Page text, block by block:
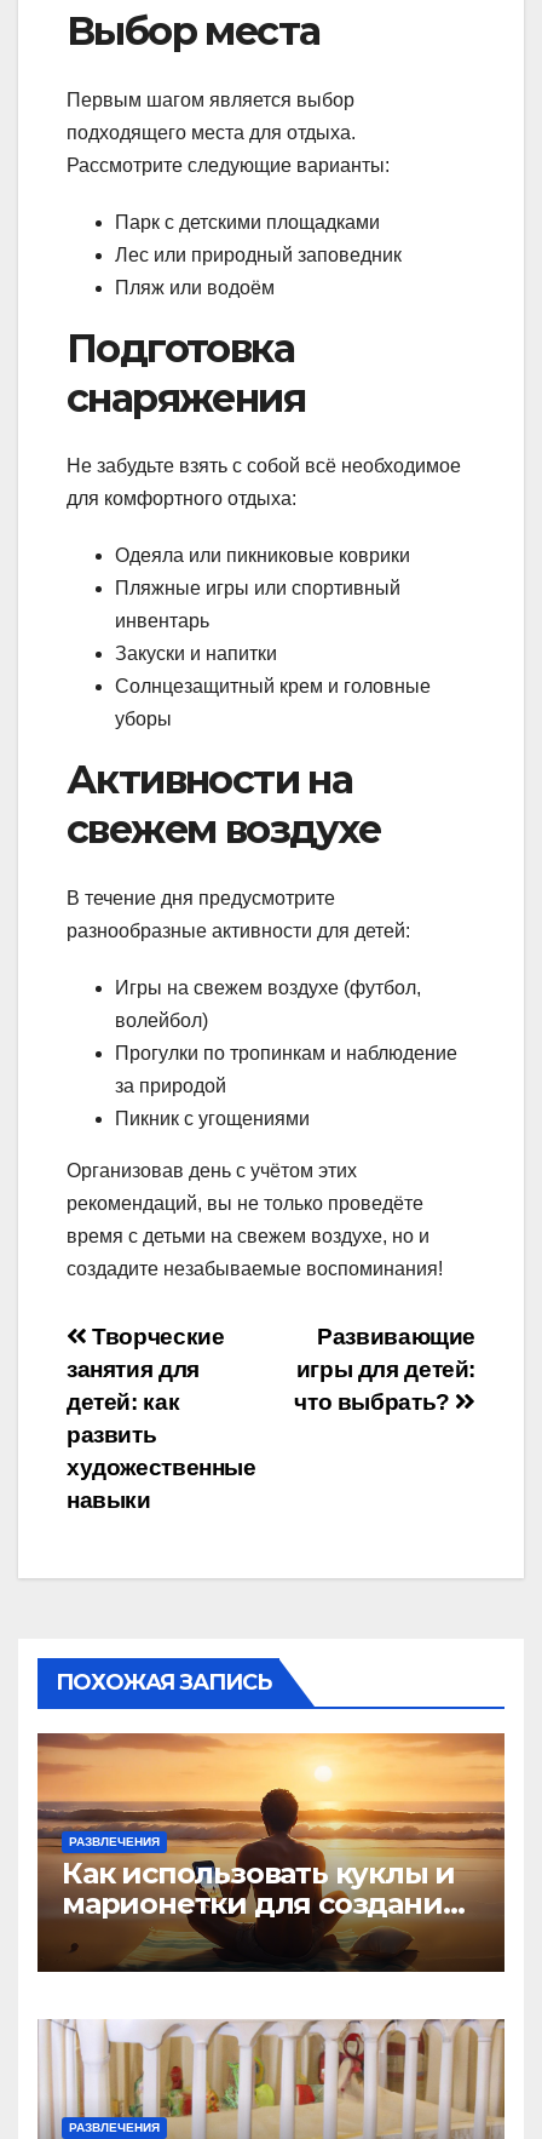
Выбор места
Первым шагом является выбор
подходящего места для отдыха.
Рассмотрите следующие варианты:
Парк с детскими площадками
Лес или природный заповедник
Пляж или водоём
Подготовка
снаряжения
Не забудьте взять с собой всё необходимое
для комфортного отдыха:
Одеяла или пикниковые коврики
Пляжные игры или спортивный
инвентарь
Закуски и напитки
Солнцезащитный крем и головные
уборы
Активности на
свежем воздухе
В течение дня предусмотрите
разнообразные активности для детей:
Игры на свежем воздухе (футбол,
волейбол)
Прогулки по тропинкам и наблюдение
за природой
Пикник с угощениями
Организовав день с учётом этих
рекомендаций, вы не только проведёте
время с детьми на свежем воздухе, но и
создадите незабываемые воспоминания!
Навигация
по
записям
Развивающие
игры для детей:
что выбрать?
Творческие
занятия для
детей: как
развить
художественные
навыки
ПОХОЖАЯ ЗАПИСЬ
РАЗВЛЕЧЕНИЯ
Как использовать куклы и
марионетки для создания
РАЗВЛЕЧЕНИЯ